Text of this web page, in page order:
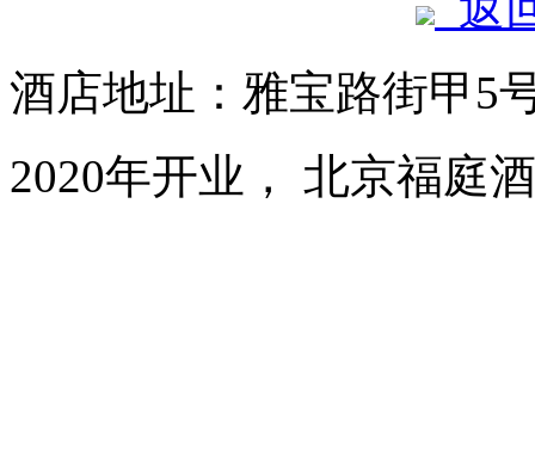
酒店地址：雅宝路街甲5
2020年开业， 北京福